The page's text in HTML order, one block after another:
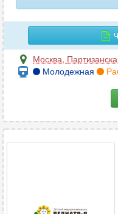
Москва,
Молодежная